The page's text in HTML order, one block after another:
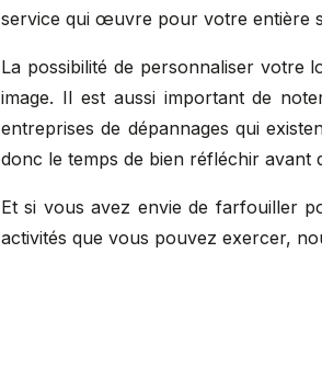
service qui œuvre pour votre entière
La possibilité de personnaliser
image. Il est aussi important de
entreprises de dépannages qui
donc le temps de bien réfléchir avant
Et si vous avez envie de farfouiller
activités que vous pouvez exercer,